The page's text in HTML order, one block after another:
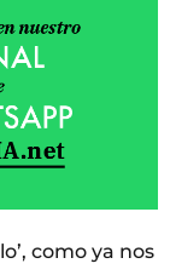
como ya nos